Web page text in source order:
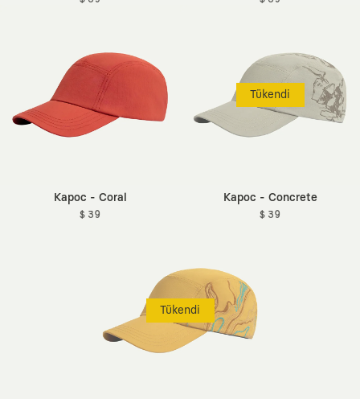
Kapoc - Coral
$ 39
Tükendi
Kapoc - Concrete
$ 39
Tükendi